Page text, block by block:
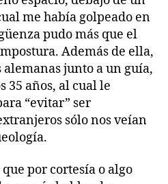
me había golpeado en
pudo más que el
Además de ella,
alemanas junto a un guía,
35 años, al cual le
“evitar” ser
sólo nos veían
por cortesía o algo